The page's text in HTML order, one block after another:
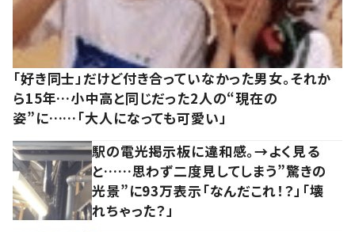
「好き同士」だけど付き合っていなかった男女。それか
ら15年…小中高と同じだった2人の“現在の
姿”に……「大人になっても可愛い」
駅の電光掲示板に違和感。→よく見る
と……思わず二度見してしまう”驚きの
光景”に93万表示「なんだこれ！？」「壊
れちゃった？」